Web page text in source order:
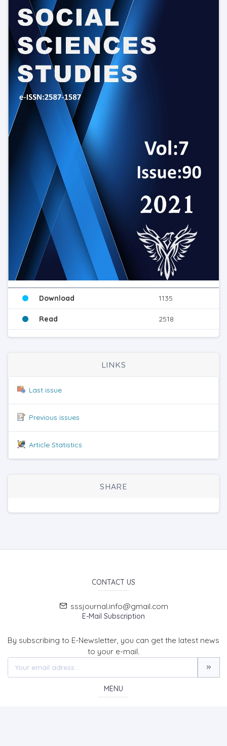
Download 1135
Read 2518
LINKS
Last issue
Previous issues
Article Statistics
SHARE
CONTACT US
sssjournal.info@gmail.com
E-Mail Subscription
By subscribing to E-Newsletter, you can get the latest news
to your e-mail.
MENU